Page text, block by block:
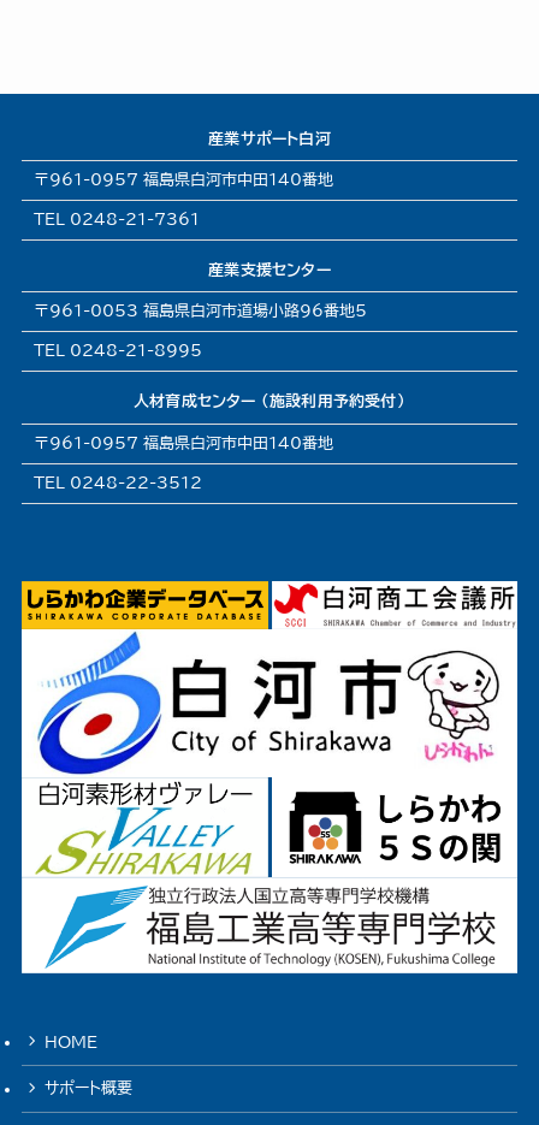
産業サポート白河
〒961-0957 福島県白河市中田140番地
TEL 0248-21-7361
産業支援センター
〒961-0053 福島県白河市道場小路96番地5
TEL 0248-21-8995
人材育成センター (施設利用予約受付)
〒961-0957 福島県白河市中田140番地
TEL 0248-22-3512
HOME
サポート概要